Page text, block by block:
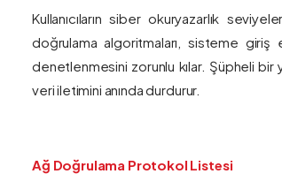
Kullanıcıların siber okuryazarlık
doğrulama algoritmaları, sisteme
denetlenmesini zorunlu kılar. Şüpheli bir
veri iletimini anında durdurur.
Ağ Doğrulama Protokol Listesi